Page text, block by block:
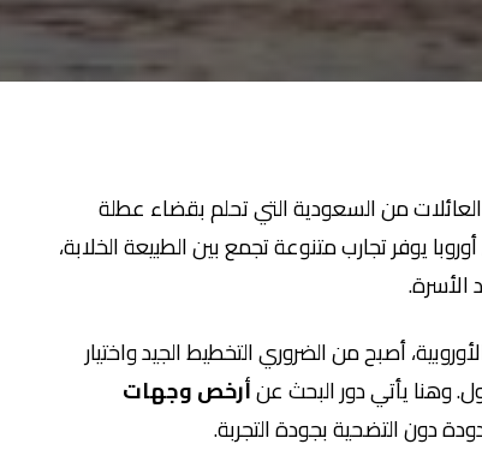
من السعودية التي تحلم بقضاء عطلة
يوفر تجارب متنوعة تجمع بين الطبيعة الخلابة،
الأسرة.
أصبح من الضروري التخطيط الجيد واختيار
وهنا يأتي دور البحث عنأرخص وجهات
دون التضحية بجودة التجربة.